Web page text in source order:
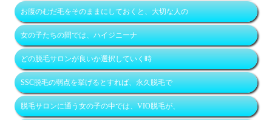
お腹のむだ毛をそのままにしておくと、大切な人の
女の子たちの間では、ハイジニーナ
どの脱毛サロンが良いか選択していく時
SSC脱毛の弱点を挙げるとすれば、永久脱毛で
脱毛サロンに通う女の子の中では、VIO脱毛が、